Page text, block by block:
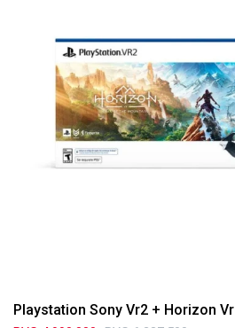
Playstation Sony Vr2 + Horizon Vr